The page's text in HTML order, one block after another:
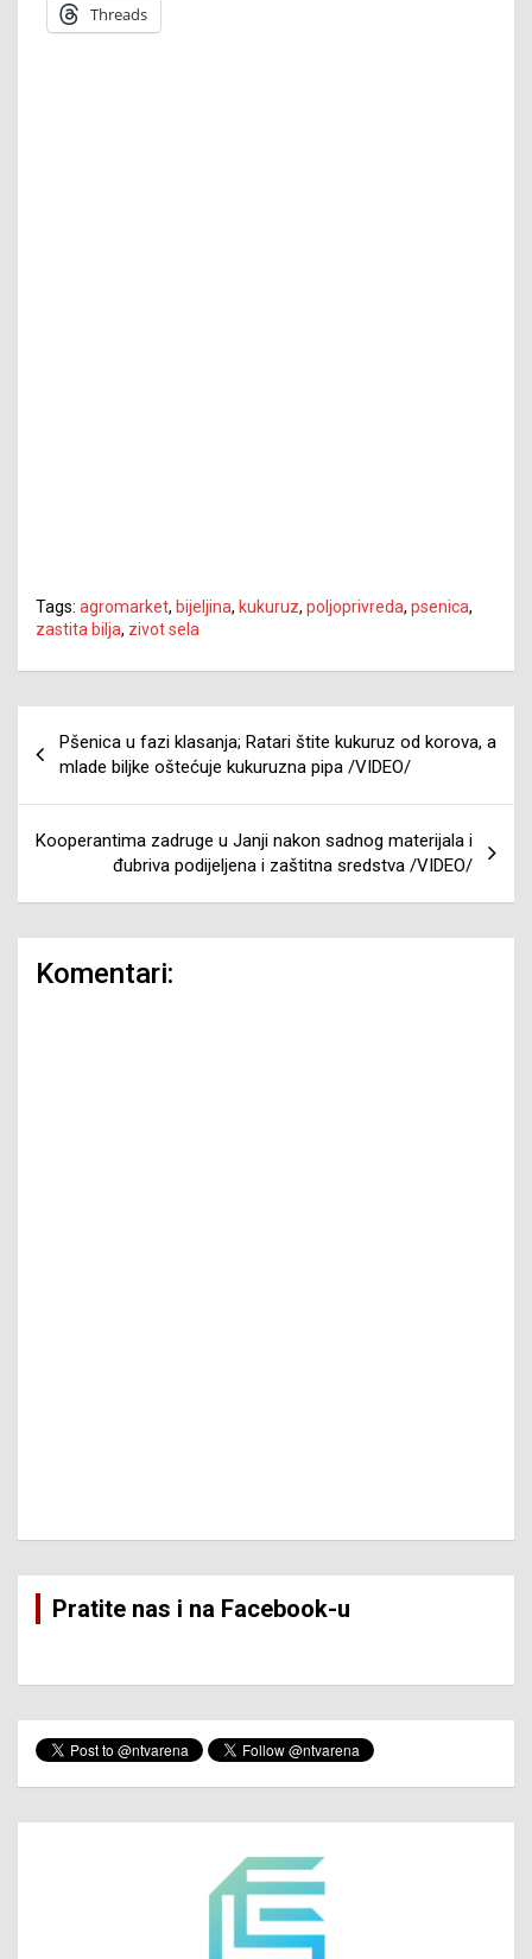
Threads
Tags: agromarket, bijeljina, kukuruz, poljoprivreda, psenica,
zastita bilja, zivot sela
članaka
Pšenica u fazi klasanja; Ratari štite kukuruz od korova, a
mlade biljke oštećuje kukuruzna pipa /VIDEO/
Kooperantima zadruge u Janji nakon sadnog materijala i
đubriva podijeljena i zaštitna sredstva /VIDEO/
Komentari:
Pratite nas i na Facebook-u